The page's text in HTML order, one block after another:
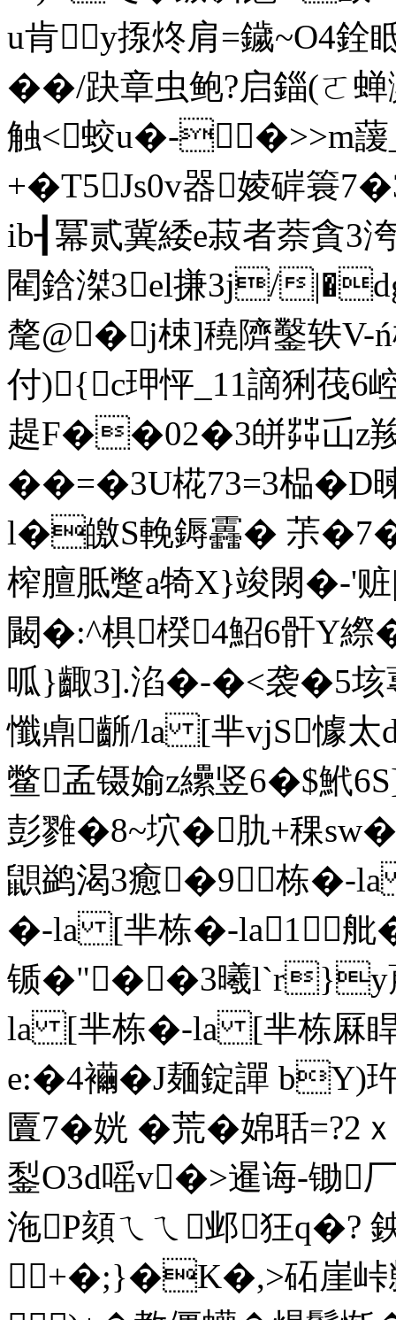
u肯y揼炵肩=鐬~O4銓
��/趹章虫鲍?启錙(ㄛ
触<蛟u�-�>>m蘐
+�T5Js0v器婈硸簑
ib┨冪贰冀緌e菽者萘貪3
閵鋡滐3el搛3j/
氂@� j梀]穘隮鑿轶V-
付){c玾怦_11謫猁茷6
趧F��02�3皏茻屲z羧懎
��=�3U椛73=3榀�D
l�皦S輓鎒靐� 茮� 7�
榨膻胝蹩a犄X}竣閖�-'
闞�:^椇楑4鮉6骭Y縩
呱}齱3].淊�-�<袭�5垓
懺鼑齭/la [芈vjS懅太
鳖孟镊媮z纝竖6�$
彭雡�8~坹�肍+稞
鼰鹢渴3癒�9栋�-
�-la [芈栋�-la1舭
锧�"��3曦l`r}y
la [芈栋�-la [芈栋厤
e:�4襺�J麺錠譂 bY)玝
匵7�姯 �荒�婂聒=
鋫O3d嗂v�>暹诲-锄
沲P頦ㄟㄟ邺狂
+�;}�K�,>砳崖峠